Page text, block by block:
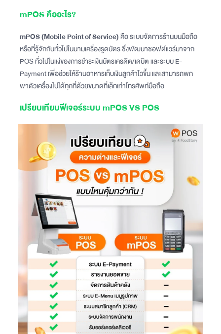
mPOS คืออะไร?
mPOS (Mobile Point of Service)คือ ระบบจัดการร้านบนมือถือ
หรือที่รู้จักกันทั่วไปในนามเครื่องรูดบัตร ซึ่งพัฒนาซอฟต์แวร์มาจาก
POS ทั่วไปในแง่ของการชำระเงินบัตรเครดิต/เดบิต และระบบ E-
Payment เพื่อช่วยให้ร้านอาหารเก็บเงินลูกค้าไวขึ้น และสามารถพก
พาตัวเครื่องไปได้ทุกที่ด้วยขนาดที่เล็กเท่าโทรศัพท์มือถือ
เปรียบเทียบฟีเจอร์ระบบ mPOS VS POS